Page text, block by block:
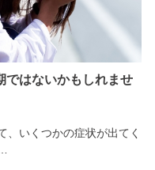
ではないかもしれませ
、いくつかの症状が出てく